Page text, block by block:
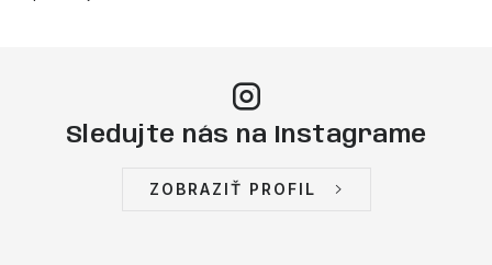
Sledujte nás na Instagrame
ZOBRAZIŤ PROFIL